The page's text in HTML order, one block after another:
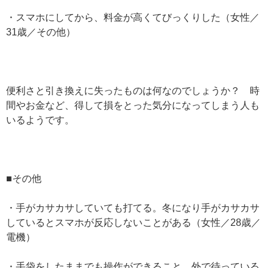
・スマホにしてから、料金が高くてびっくりした（女性／
31歳／その他）
便利さと引き換えに失ったものは何なのでしょうか？ 時
間やお金など、得して損をとった気分になってしまう人も
いるようです。
■その他
・手がカサカサしていても打てる。冬になり手がカサカサ
しているとスマホが反応しないことがある（女性／28歳／
電機）